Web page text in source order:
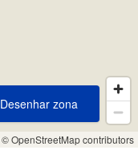
© OpenStreetMap contributors
Desenhar zona
Desenhar zona